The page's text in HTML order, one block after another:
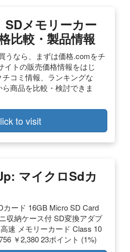
SDメモリーカー
比較・製品情報
うなら、まずは価格.comをチ
イトの販売価格情報をはじ
コミ情報、ランキングな
商品を比較・検討できま
to visit
マイクロsdカ
カード 16GB Micro SD Card
収納ケース付 SD変換アダプ
速 メモリーカード Class 10
￥2,380 23ポイント (1%)